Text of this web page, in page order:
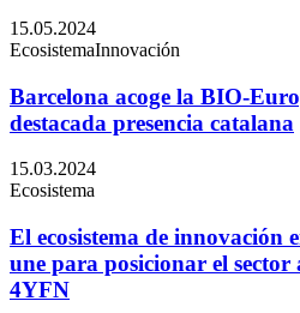
15.05.2024
EcosistemaInnovación
Barcelona acoge la BIO-
destacada presencia catalana
15.03.2024
Ecosistema
El ecosistema de innovación
une para posicionar el
4YFN